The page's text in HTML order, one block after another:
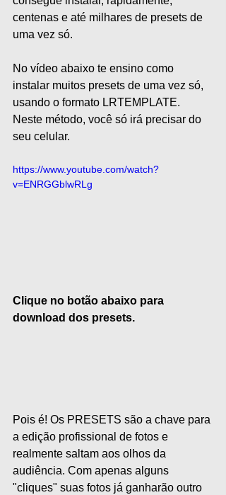
centenas e até milhares de presets de
uma vez só.
No vídeo abaixo te ensino como
instalar muitos presets de uma vez só,
usando o formato LRTEMPLATE.
Neste método, você só irá precisar do
seu celular.
https://www.youtube.com/watch?
v=ENRGGblwRLg
Clique no botão abaixo para
download dos presets.
Pois é! Os PRESETS são a chave para
a edição profissional de fotos e
realmente saltam aos olhos da
audiência. Com apenas alguns
"cliques" suas fotos já ganharão outro